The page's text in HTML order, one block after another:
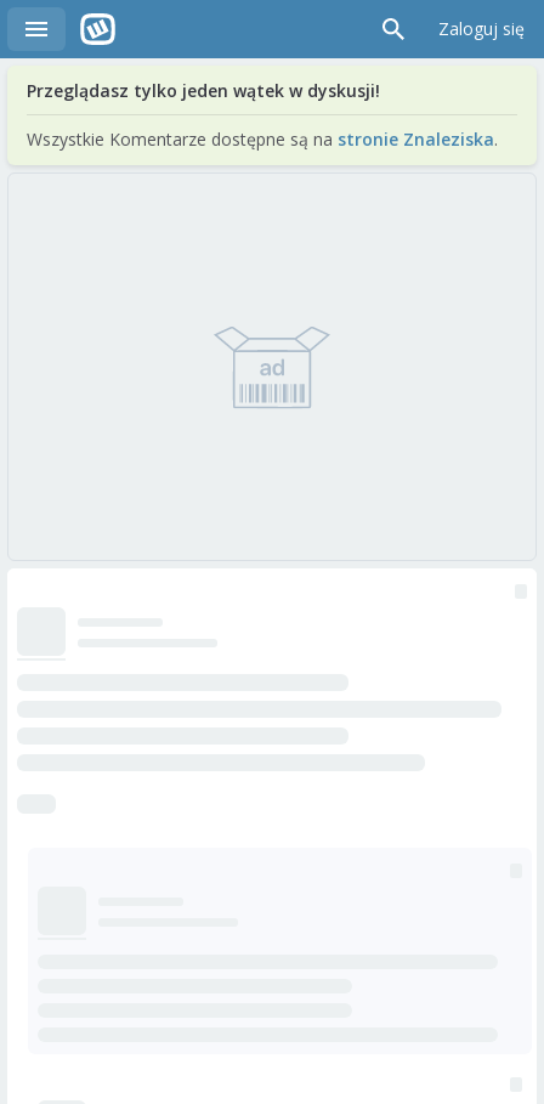
Zaloguj się
Przeglądasz tylko jeden wątek w dyskusji!
Wszystkie Komentarze dostępne są na stronie Znaleziska.